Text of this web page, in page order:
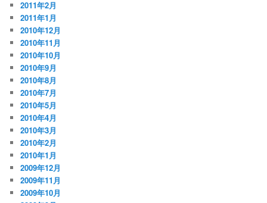
2011年2月
2011年1月
2010年12月
2010年11月
2010年10月
2010年9月
2010年8月
2010年7月
2010年5月
2010年4月
2010年3月
2010年2月
2010年1月
2009年12月
2009年11月
2009年10月